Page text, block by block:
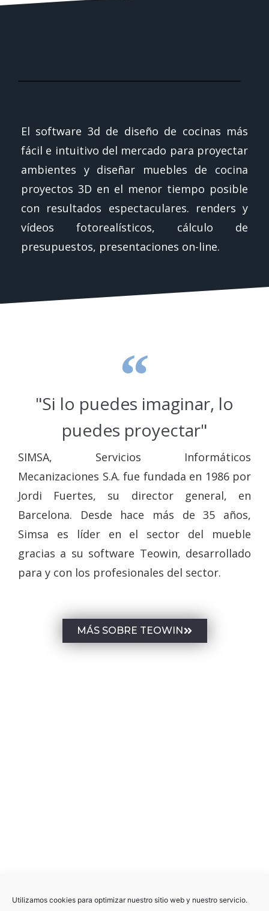
Utilizamos cookies para optimizar nuestro sitio web y nuestro servicio.
El software 3d de diseño de cocinas más
fácil e intuitivo del mercado para proyectar
ambientes y diseñar muebles de cocina
proyectos 3D en el menor tiempo posible
con resultados espectaculares. renders y
vídeos fotorealísticos, cálculo de
presupuestos, presentaciones on-line.
"Si lo puedes imaginar, lo
puedes proyectar"
SIMSA, Servicios Informáticos
Mecanizaciones S.A. fue fundada en 1986 por
Jordi Fuertes, su director general, en
Barcelona. Desde hace más de 35 años,
Simsa es líder en el sector del mueble
gracias a su software Teowin, desarrollado
para y con los profesionales del sector.
MÁS SOBRE TEOWIN